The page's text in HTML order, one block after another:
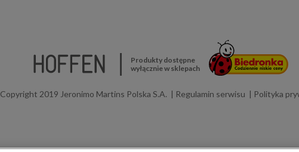
Produkty dostępne
wyłącznie w sklepach
Copyright 2019 Jeronimo Martins Polska S.A. Regulamin serwisu Polityka